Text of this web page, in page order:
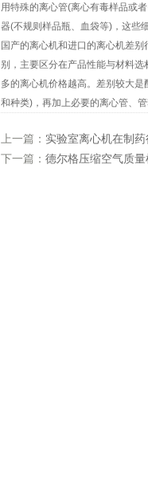
用特殊的离心管(离心有毒样品或
器(不规则样品瓶、血袋等) ，这些
国产的离心机和进口的离心机差
别，主要区分在产品性能与材料
多的离心机价格越高。差别较大
和种类) ，再加上必要的离心管、
上一篇： 实验室离心机在制
下一篇： 德尔格压缩空气质